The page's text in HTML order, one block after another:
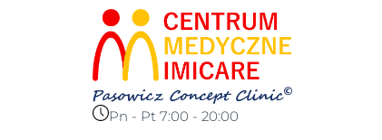
Pn - Pt 7:00 - 20:00